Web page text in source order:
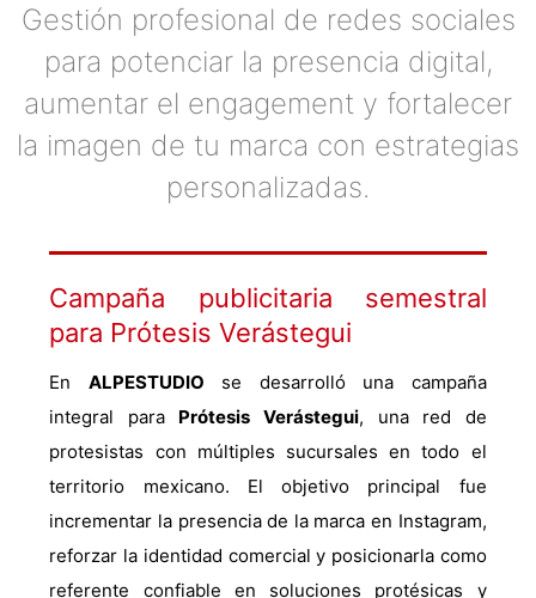
Gestión profesional de redes sociales
para potenciar la presencia digital,
aumentar el engagement y fortalecer
la imagen de tu marca con estrategias
personalizadas.
Campaña publicitaria semestral
para Prótesis Verástegui
En ALPESTUDIO se desarrolló una campaña
integral para Prótesis Verástegui, una red de
protesistas con múltiples sucursales en todo el
territorio mexicano. El objetivo principal fue
incrementar la presencia de la marca en Instagram,
reforzar la identidad comercial y posicionarla como
referente confiable en soluciones protésicas y